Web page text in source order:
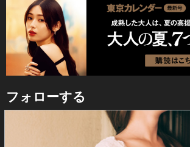
フォローする